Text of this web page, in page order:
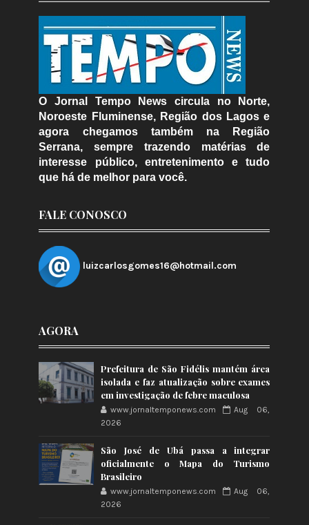
O Jornal Tempo News circula no Norte,
Noroeste Fluminense, Região dos Lagos e
agora chegamos também na Região
Serrana, sempre trazendo matérias de
interesse público, entretenimento e tudo
que há de melhor para você.
FALE CONOSCO
luizcarlosgomes16@hotmail.com
AGORA
Prefeitura de São Fidélis mantém área
isolada e faz atualização sobre exames
em investigação de febre maculosa
www.jornaltemponews.com
Aug 06,
2026
São José de Ubá passa a integrar
oficialmente o Mapa do Turismo
Brasileiro
www.jornaltemponews.com
Aug 06,
2026